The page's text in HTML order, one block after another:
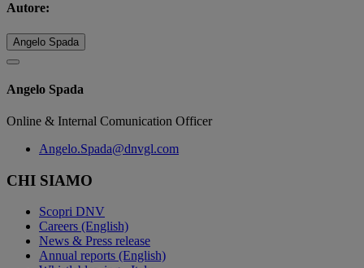
Autore:
Angelo Spada
Angelo Spada
Online & Internal Comunication Officer
Angelo.Spada@dnvgl.com
CHI SIAMO
Scopri DNV
Careers (English)
News & Press release
Annual reports (English)